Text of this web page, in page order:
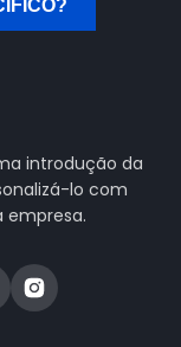
introdução da
lo com
empresa.